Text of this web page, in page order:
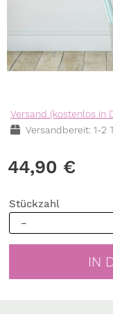
Versand (kostenlos in
Versandbereit: 1-2
44,90 €
Stückzahl
Kinderzimmer
IN